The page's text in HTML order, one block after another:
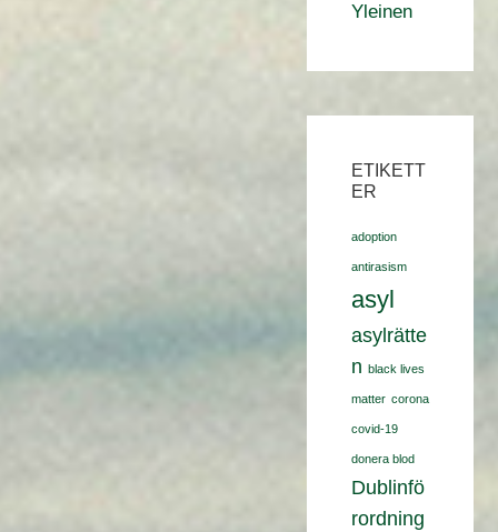
Yleinen
ETIKETT
ER
adoption
antirasism
asyl
asylrätte
n black lives
matter corona
covid-19
donera blod
Dublinfö
rordning